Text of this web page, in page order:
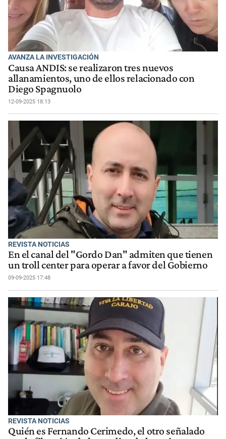
AVANZA LA INVESTIGACIÓN
Causa ANDIS: se realizaron tres nuevos
allanamientos, uno de ellos relacionado con
Diego Spagnuolo
12-09-2025 18:13
REVISTA NOTICIAS
En el canal del "Gordo Dan" admiten que tienen
un troll center para operar a favor del Gobierno
09-09-2025 17:48
REVISTA NOTICIAS
Quién es Fernando Cerimedo, el otro señalado